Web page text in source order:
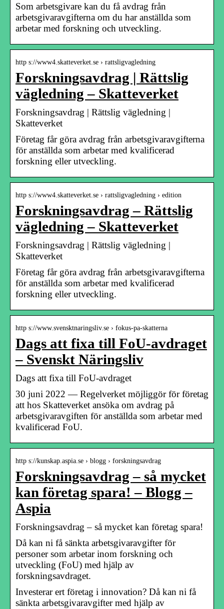
Som arbetsgivare kan du få avdrag från
arbetsgivaravgifterna om du har anställda som
arbetar med forskning och utveckling.
http s://www4.skatteverket.se › rattsligvagledning
Forskningsavdrag | Rättslig
vägledning – Skatteverket
Forskningsavdrag | Rättslig vägledning |
Skatteverket
Företag får göra avdrag från arbetsgivaravgifterna
för anställda som arbetar med kvalificerad
forskning eller utveckling.
http s://www4.skatteverket.se › rattsligvagledning › edition
Forskningsavdrag – Rättslig
vägledning – Skatteverket
Forskningsavdrag | Rättslig vägledning |
Skatteverket
Företag får göra avdrag från arbetsgivaravgifterna
för anställda som arbetar med kvalificerad
forskning eller utveckling.
http s://www.svensktnaringsliv.se › fokus-pa-skatterna
Dags att fixa till FoU-avdraget
– Svenskt Näringsliv
Dags att fixa till FoU-avdraget
30 juni 2022 — Regelverket möjliggör för företag
att hos Skatteverket ansöka om avdrag på
arbetsgivaravgiften för anställda som arbetar med
kvalificerad FoU.
http s://kunskap.aspia.se › blogg › forskningsavdrag
Forskningsavdrag – så mycket
kan företag spara! – Blogg –
Aspia
Forskningsavdrag – så mycket kan företag spara!
Då kan ni få sänkta arbetsgivaravgifter för
personer som arbetar inom forskning och
utveckling (FoU) med hjälp av
forskningsavdraget.
Investerar ert företag i innovation? Då kan ni få
sänkta arbetsgivaravgifter med hjälp av